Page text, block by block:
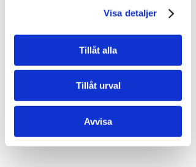
Visa detaljer
Tillåt alla
Tillåt urval
Avvisa
hon Augustpriset i kategorin "Årets Svenska
barn och ungdomsbok" med "Humlan
Hanssons hemligheter"
"Humlan Hanssons hemligheter" (2020)
"Kryptosapiens - Ett omänskligt äventyr"
"Min krokodil tror att den är en racerbil"
Läs mer >